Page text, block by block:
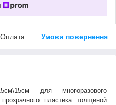
Оплата Умови повернення
для многоразового
пластика толщиной